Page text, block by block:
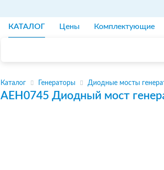
КАТАЛОГ Цены Комплектующие
Каталог Генераторы Диодные мосты
AEH0745 Диодный мост